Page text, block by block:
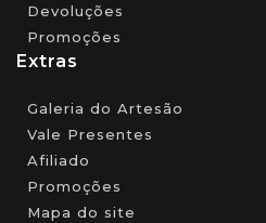
Devoluções
Promoções
Extras
Galeria do Artesão
Vale Presentes
Afiliado
Promoções
Mapa do site